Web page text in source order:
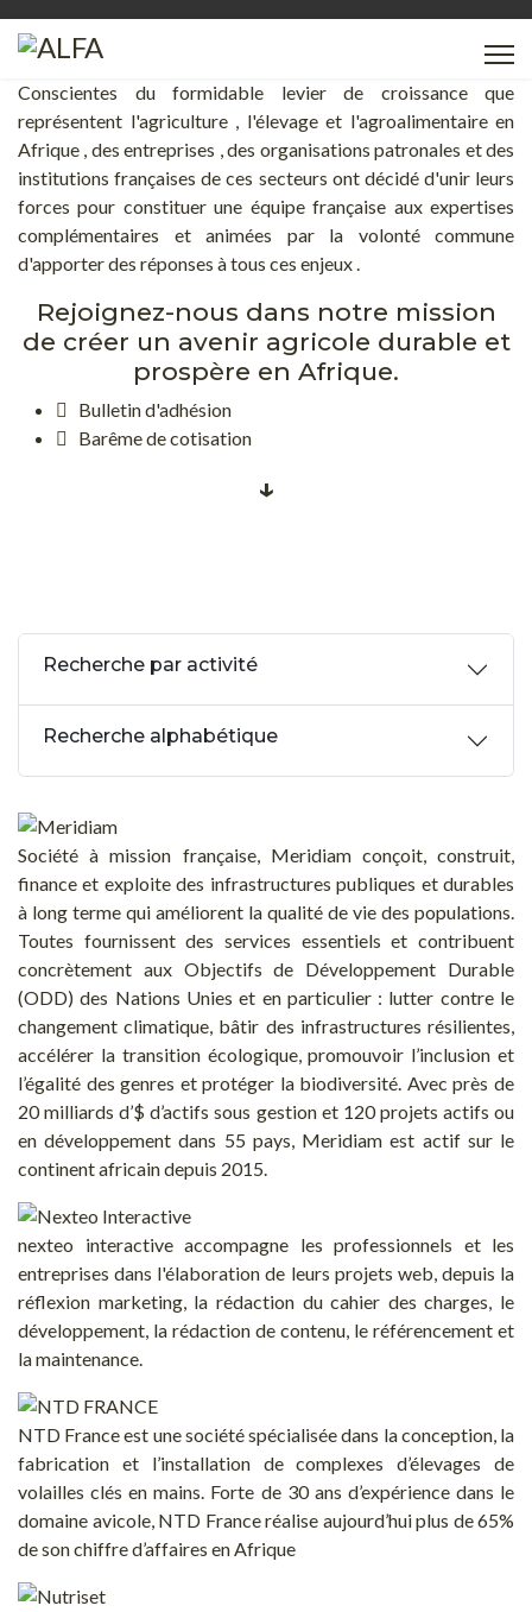
Conscientes du formidable levier de croissance que
représentent l'agriculture , l'élevage et l'agroalimentaire en
Afrique , des entreprises , des organisations patronales et des
institutions françaises de ces secteurs ont décidé d'unir leurs
forces pour constituer une équipe française aux expertises
complémentaires et animées par la volonté commune
d'apporter des réponses à tous ces enjeux .
Rejoignez-nous dans notre mission
de créer un avenir agricole durable et
prospère en Afrique.
Bulletin d'adhésion
Barême de cotisation
↓
Recherche par activité
Recherche alphabétique
Société à mission française, Meridiam conçoit, construit,
finance et exploite des infrastructures publiques et durables
à long terme qui améliorent la qualité de vie des populations.
Toutes fournissent des services essentiels et contribuent
concrètement aux Objectifs de Développement Durable
(ODD) des Nations Unies et en particulier : lutter contre le
changement climatique, bâtir des infrastructures résilientes,
accélérer la transition écologique, promouvoir l’inclusion et
l’égalité des genres et protéger la biodiversité. Avec près de
20 milliards d’$ d’actifs sous gestion et 120 projets actifs ou
en développement dans 55 pays, Meridiam est actif sur le
continent africain depuis 2015.
nexteo interactive accompagne les professionnels et les
entreprises dans l'élaboration de leurs projets web, depuis la
réflexion marketing, la rédaction du cahier des charges, le
développement, la rédaction de contenu, le référencement et
la maintenance.
NTD France est une société spécialisée dans la conception, la
fabrication et l’installation de complexes d’élevages de
volailles clés en mains. Forte de 30 ans d’expérience dans le
domaine avicole, NTD France réalise aujourd’hui plus de 65%
de son chiffre d’affaires en Afrique